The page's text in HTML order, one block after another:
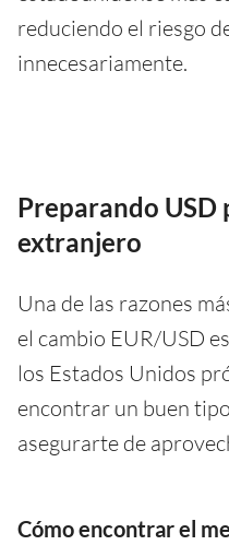
reduciendo el riesgo
innecesariamente.
Preparando USD
extranjero
Una de las razones
el cambio EUR/USD
los Estados Unidos
encontrar un buen
asegurarte de
Cómo encontrar el